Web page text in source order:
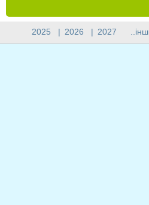
2025 | 2026 | 2027